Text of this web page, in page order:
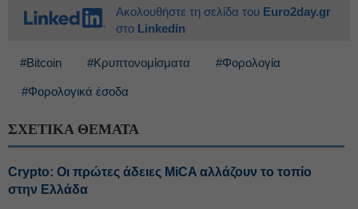
Ακολουθήστε τη σελίδα του Euro2day.gr
στο Linkedin
#Bitcoin #Κρυπτονομίσματα #Φορολογία
#Φορολογικά έσοδα
ΣΧΕΤΙΚΑ ΘΕΜΑΤΑ
Crypto: Οι πρώτες άδειες MiCA αλλάζουν το τοπίο
στην Ελλάδα